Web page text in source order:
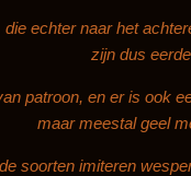
echter naar het
zijn dus
patroon, en er is ook
maar meestal geel
soorten imiteren